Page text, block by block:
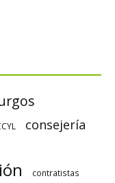
consejería
contratistas